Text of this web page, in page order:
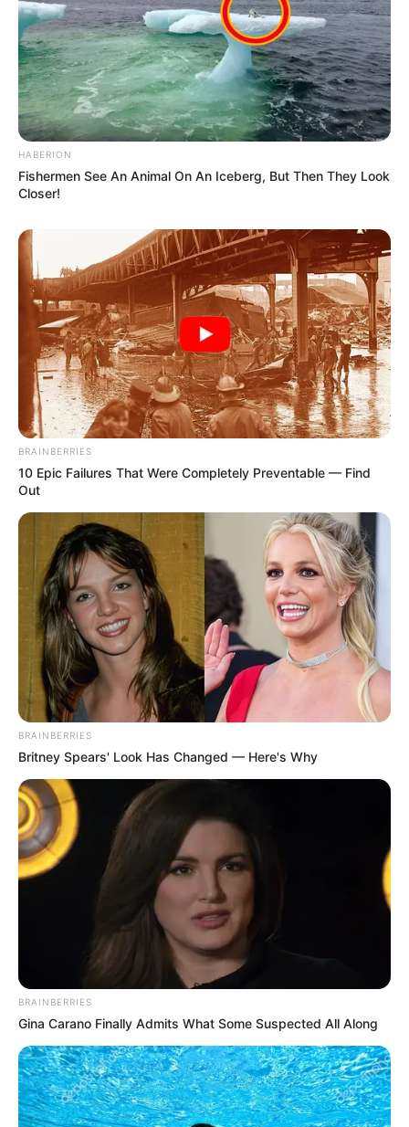
gyorsan bekövetkezhet a baj ott is, ahol az ember
otthonosan, magabiztosan mozog.
HABERION
Fishermen See An Animal On An Iceberg, But Then They Look
Closer!
BRAINBERRIES
10 Epic Failures That Were Completely Preventable — Find
Out
BRAINBERRIES
Britney Spears' Look Has Changed — Here's Why
BRAINBERRIES
Gina Carano Finally Admits What Some Suspected All Along